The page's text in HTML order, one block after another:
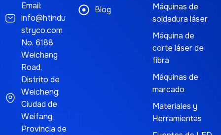
Email:
info@htindu
stryco.com
No. 6188
Weichang
Road,
Distrito de
Weicheng,
Ciudad de
Weifang,
Provincia de
Blog
Máquinas de
soldadura láser
Máquina de
corte láser de
fibra
Máquinas de
marcado
Materiales y
Herramientas